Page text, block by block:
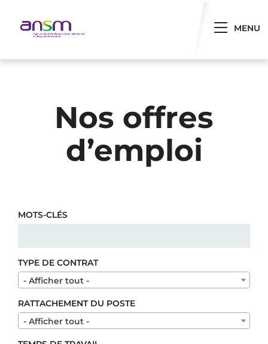
Toggle
MENU
Nos offres
d’emploi
MOTS-CLÉS
TYPE DE CONTRAT
- Afficher tout -
RATTACHEMENT DU POSTE
- Afficher tout -